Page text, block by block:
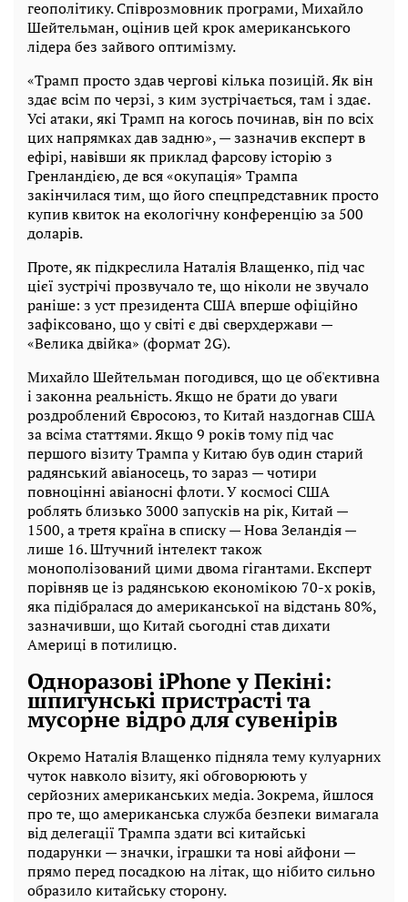
геополітику. Співрозмовник програми, Михайло
Шейтельман, оцінив цей крок американського
лідера без зайвого оптимізму.
«Трамп просто здав чергові кілька позицій. Як він
здає всім по черзі, з ким зустрічається, там і здає.
Усі атаки, які Трамп на когось починав, він по всіх
цих напрямках дав задню», — зазначив експерт в
ефірі, навівши як приклад фарсову історію з
Гренландією, де вся «окупація» Трампа
закінчилася тим, що його спецпредставник просто
купив квиток на екологічну конференцію за 500
доларів.
Проте, як підкреслила Наталія Влащенко, під час
цієї зустрічі прозвучало те, що ніколи не звучало
раніше: з уст президента США вперше офіційно
зафіксовано, що у світі є дві сверхдержави —
«Велика двійка» (формат 2G).
Михайло Шейтельман погодився, що це об'єктивна
і законна реальність. Якщо не брати до уваги
роздроблений Євросоюз, то Китай наздогнав США
за всіма статтями. Якщо 9 років тому під час
першого візиту Трампа у Китаю був один старий
радянський авіаносець, то зараз — чотири
повноцінні авіаносні флоти. У космосі США
роблять близько 3000 запусків на рік, Китай —
1500, а третя країна в списку — Нова Зеландія —
лише 16. Штучний інтелект також
монополізований цими двома гігантами. Експерт
порівняв це із радянською економікою 70-х років,
яка підібралася до американської на відстань 80%,
зазначивши, що Китай сьогодні став дихати
Америці в потилицю.
Одноразові iPhone у Пекіні:
шпигунські пристрасті та
мусорне відро для сувенірів
Окремо Наталія Влащенко підняла тему кулуарних
чуток навколо візиту, які обговорюють у
серйозних американських медіа. Зокрема, йшлося
про те, що американська служба безпеки вимагала
від делегації Трампа здати всі китайські
подарунки — значки, іграшки та нові айфони —
прямо перед посадкою на літак, що нібито сильно
образило китайську сторону.